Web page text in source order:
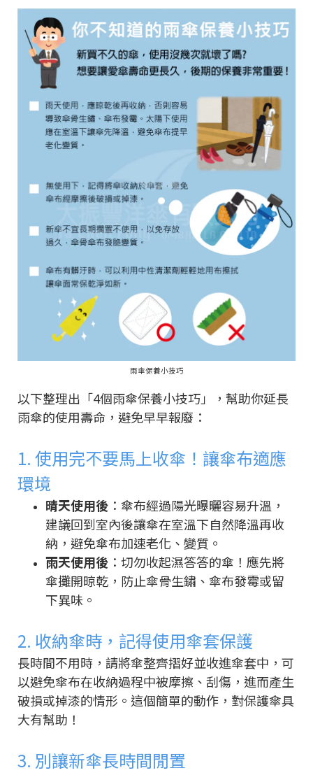
雨傘保養小技巧
以下整理出「4個雨傘保養小技巧」，幫助你延長
雨傘的使用壽命，避免早早報廢：
1. 使用完不要馬上收傘！讓傘布適應
環境
晴天使用後 ：傘布經過陽光曝曬容易升溫，
建議回到室內後讓傘在室溫下自然降溫再收
納，避免傘布加速老化、變質。
雨天使用後 ：切勿收起濕答答的傘！應先將
傘攤開晾乾，防止傘骨生鏽、傘布發霉或留
下異味。
2. 收納傘時，記得使用傘套保護
長時間不用時，請將傘整齊摺好並收進傘套中，可
以避免傘布在收納過程中被摩擦、刮傷，進而產生
破損或掉漆的情形。這個簡單的動作，對保護傘具
大有幫助！
3. 別讓新傘長時間閒置